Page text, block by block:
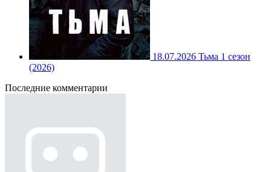
18.07.2026 Тьма 1 сезон
(2026)
Последние комментарии